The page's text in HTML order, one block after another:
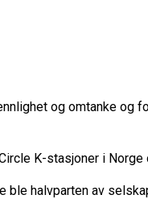
og omtanke og
K-stasjoner i Norge
ble halvparten av